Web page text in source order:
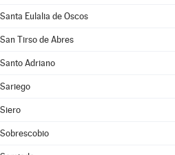
Santa Eulalia de Oscos
San Tirso de Abres
Santo Adriano
Sariego
Siero
Sobrescobio